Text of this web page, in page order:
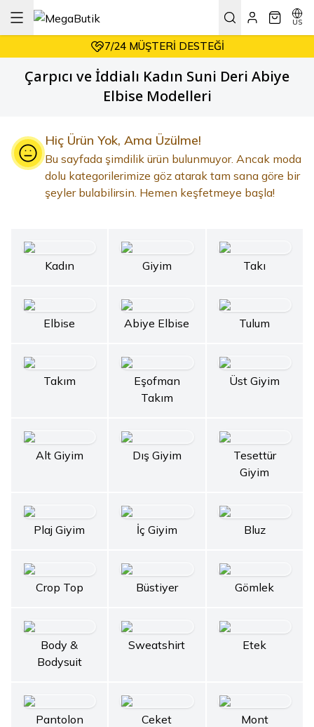
US
KOŞULSUZ & KOLAY İADE
7/24 MÜŞTERI DESTEĞI
DAIMA HESAPLI ALIŞVERIŞ
Çarpıcı ve İddialı Kadın Suni Deri Abiye
Elbise Modelleri
Hiç Ürün Yok, Ama Üzülme!
Bu sayfada şimdilik ürün bulunmuyor. Ancak moda
dolu kategorilerimize göz atarak tam sana göre bir
şeyler bulabilirsin. Hemen keşfetmeye başla!
Kadın Giyim Takı
Elbise Abiye Elbise Tulum
Takım
Eşofman
Takım
Üst Giyim
Alt Giyim Dış Giyim
Tesettür
Giyim
Plaj Giyim İç Giyim Bluz
Crop Top Büstiyer Gömlek
Body &
Bodysuit
Sweatshirt Etek
Pantolon Ceket Mont